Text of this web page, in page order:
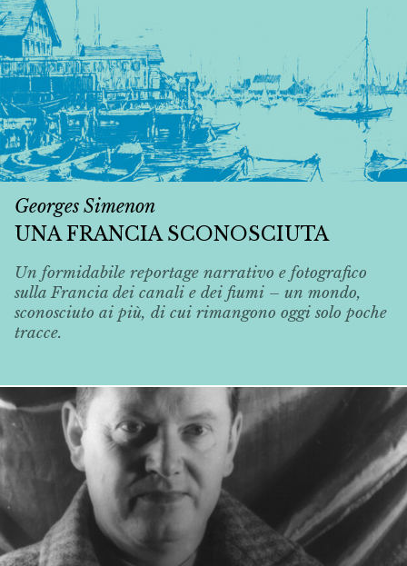
Georges Simenon
UNA FRANCIA SCONOSCIUTA
Un formidabile reportage narrativo e fotografico
sulla Francia dei canali e dei fiumi – un mondo,
sconosciuto ai più, di cui rimangono oggi solo poche
tracce.